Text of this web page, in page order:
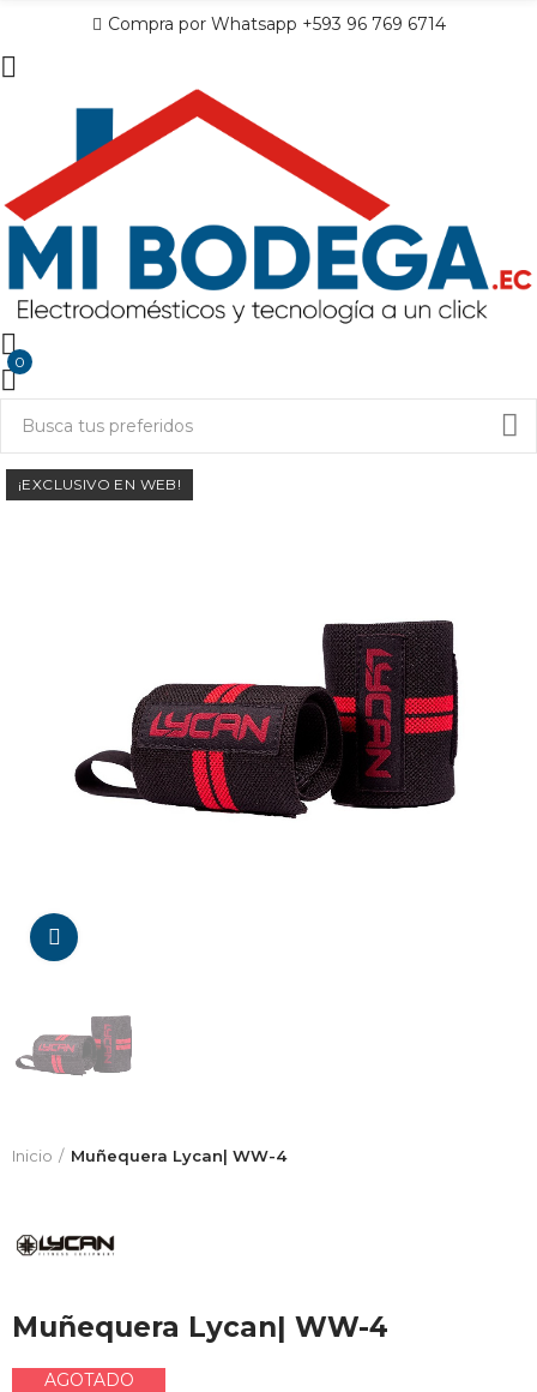
Compra por Whatsapp +593 96 769 6714
0
¡EXCLUSIVO EN WEB!
Inicio Muñequera Lycan| WW-4
Muñequera Lycan| WW-4
AGOTADO